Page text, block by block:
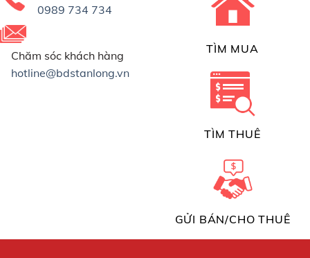
0989 734 734
Chăm sóc khách hàng
hotline@bdstanlong.vn
TÌM MUA
TÌM THUÊ
GỬI BÁN/CHO THUÊ